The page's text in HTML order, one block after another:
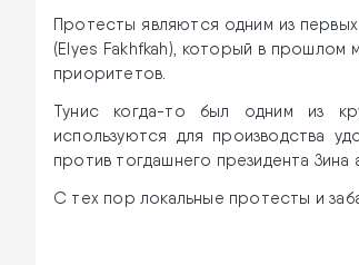
Протесты являются одним из
(Elyes Fakhfkah), который в прошлом
приоритетов.
Тунис когда-то был одним из
используются для производства
против тогдашнего президента
С тех пор локальные протесты и